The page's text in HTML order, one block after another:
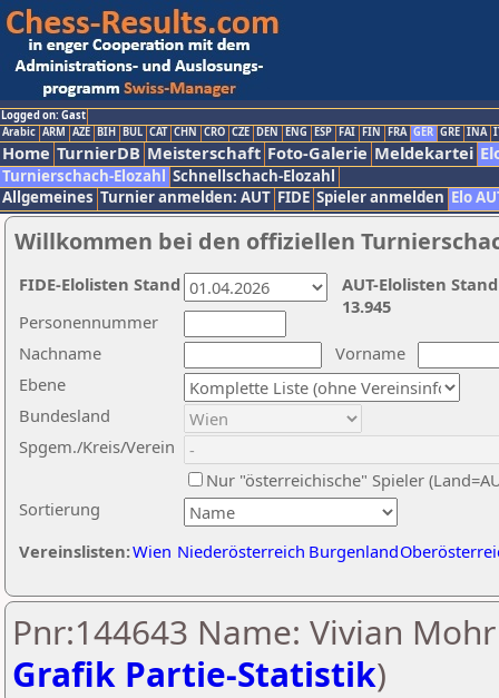
Logged on: Gast
Arabic ARM AZE BIH BUL CAT CHN CRO CZE DEN ENG ESP FAI FIN FRA GER GRE INA
Home TurnierDB Meisterschaft Foto-Galerie Meldekartei
Turnierschach-Elozahl Schnellschach-Elozahl
Allgemeines Turnier anmelden: AUT FIDE Spieler anmelden Elo
Willkommen bei den offiziellen
Nachname
Vorname
Ebene
Sortierung
Personennummer
Bundesland
Spgem./Kreis/Verein
Nur "österreichische" Spieler
Vereinslisten:Wien Niederösterreich Burgenland
AUT-Elolisten
13.945
FIDE-Elolisten Stand
Pnr:144643 Name: Vivian
Grafik Partie-Statistik)